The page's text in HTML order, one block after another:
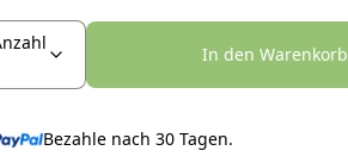
In den Warenkorb
Bezahle nach 30 Tagen.